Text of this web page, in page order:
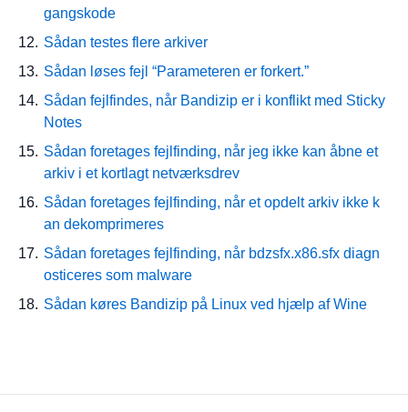
gangskode
Sådan testes flere arkiver
Sådan løses fejl “Parameteren er forkert.”
Sådan fejlfindes, når Bandizip er i konflikt med Sticky
Notes
Sådan foretages fejlfinding, når jeg ikke kan åbne et
arkiv i et kortlagt netværksdrev
Sådan foretages fejlfinding, når et opdelt arkiv ikke k
an dekomprimeres
Sådan foretages fejlfinding, når bdzsfx.x86.sfx diagn
osticeres som malware
Sådan køres Bandizip på Linux ved hjælp af Wine